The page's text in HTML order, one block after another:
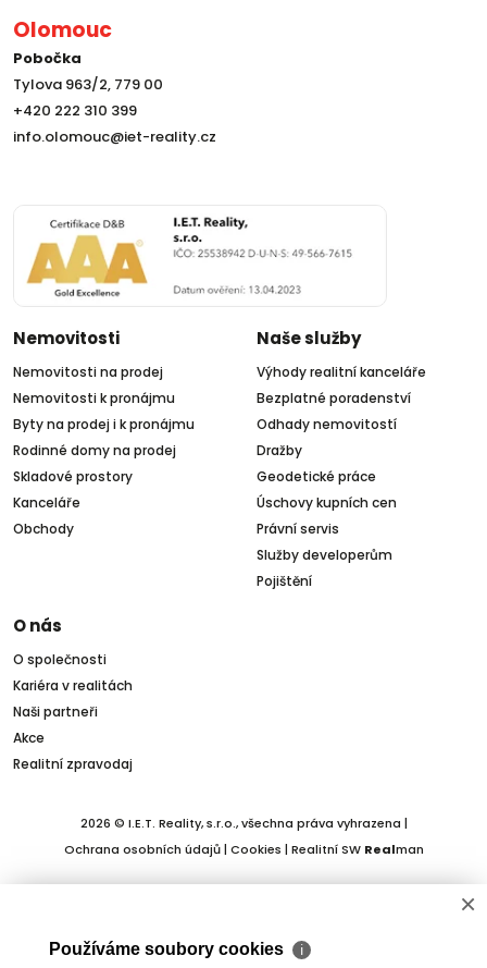
Olomouc
Pobočka
Tylova 963/2, 779 00
+420 222 310 399
info.olomouc@iet-reality.cz
Nemovitosti
Nemovitosti na prodej
Nemovitosti k pronájmu
Byty na prodej i k pronájmu
Rodinné domy na prodej
Skladové prostory
Kanceláře
Obchody
Naše služby
Výhody realitní kanceláře
Bezplatné poradenství
Odhady nemovitostí
Dražby
Geodetické práce
Úschovy kupních cen
Právní servis
Služby developerům
Pojištění
O nás
O společnosti
Kariéra v realitách
Naši partneři
Akce
Realitní zpravodaj
2026 © I.E.T. Reality, s.r.o., všechna práva vyhrazena |
Ochrana osobních údajů| Cookies | Realitní SW Realman
×
Používáme soubory cookies ℹ